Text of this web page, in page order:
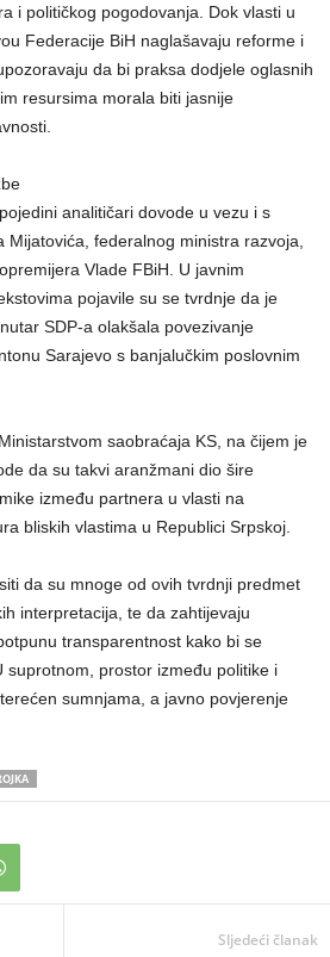
i političkog pogodovanja. Dok vlasti u
Federacije BiH naglašavaju reforme i
da bi praksa dodjele oglasnih
resursima morala biti jasnije
analitičari dovode u vezu i s
Mijatovića, federalnog ministra razvoja,
Vlade FBiH. U javnim
pojavile su se tvrdnje da je
SDP-a olakšala povezivanje
Sarajevo s banjalučkim poslovnim
saobraćaja KS, na čijem je
da su takvi aranžmani dio šire
između partnera u vlasti na
bliskih vlastima u Republici Srpskoj.
da su mnoge od ovih tvrdnji predmet
interpretacija, te da zahtijevaju
transparentnost kako bi se
suprotnom, prostor između politike i
sumnjama, a javno povjerenje
Sljedeći članak